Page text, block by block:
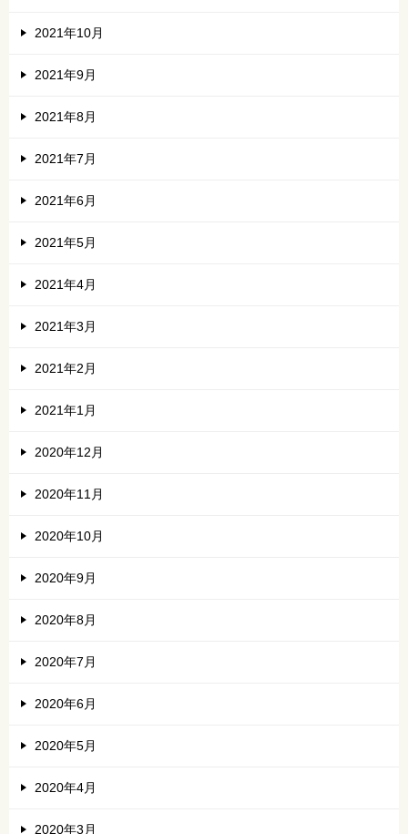
2021年10月
2021年9月
2021年8月
2021年7月
2021年6月
2021年5月
2021年4月
2021年3月
2021年2月
2021年1月
2020年12月
2020年11月
2020年10月
2020年9月
2020年8月
2020年7月
2020年6月
2020年5月
2020年4月
2020年3月